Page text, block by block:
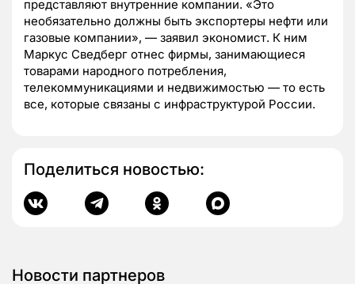
представляют внутренние компании. «Это
необязательно должны быть экспортеры нефти или
газовые компании», — заявил экономист. К ним
Маркус Сведберг отнес фирмы, занимающиеся
товарами народного потребления,
телекоммуникациями и недвижимостью — то есть
все, которые связаны с инфраструктурой России.
Поделиться новостью:
Новости партнеров